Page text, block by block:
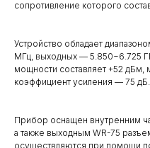
сопротивление которого
Устройство обладает
МГц, выходных — 5.850−6.725
мощности составляет +52
коэффициент усиления — 75 дБ.
Прибор оснащен внутренним
а также выходным WR-75
осуществляются при помощи